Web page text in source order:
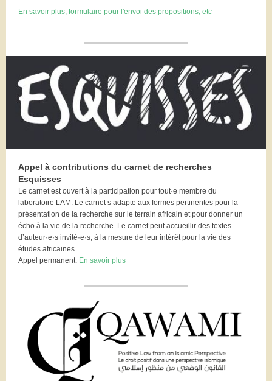
En savoir plus, formulaire pour l'envoi des propositions, etc
Appel à contributions du carnet de recherches
Esquisses
Le carnet est ouvert à la participation pour tout·e membre du
laboratoire LAM. Le carnet s’adapte aux formes pertinentes pour la
présentation de la recherche sur le terrain africain et pour donner un
écho à la vie de la recherche. Le carnet peut accueillir des textes
d’auteur·e·s invité·e·s, à la mesure de leur intérêt pour la vie des
études africaines.
Appel permanent. En savoir plus